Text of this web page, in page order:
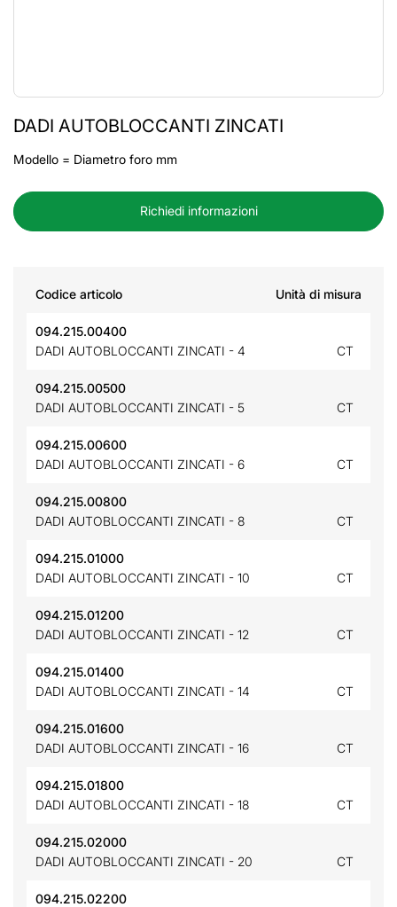
DADI AUTOBLOCCANTI ZINCATI
Modello = Diametro foro mm
Richiedi informazioni
Codice articolo Unità di misura
094.215.00400
DADI AUTOBLOCCANTI ZINCATI - 4
CT
094.215.00500
DADI AUTOBLOCCANTI ZINCATI - 5
CT
094.215.00600
DADI AUTOBLOCCANTI ZINCATI - 6
CT
094.215.00800
DADI AUTOBLOCCANTI ZINCATI - 8
CT
094.215.01000
DADI AUTOBLOCCANTI ZINCATI - 10
CT
094.215.01200
DADI AUTOBLOCCANTI ZINCATI - 12
CT
094.215.01400
DADI AUTOBLOCCANTI ZINCATI - 14
CT
094.215.01600
DADI AUTOBLOCCANTI ZINCATI - 16
CT
094.215.01800
DADI AUTOBLOCCANTI ZINCATI - 18
CT
094.215.02000
DADI AUTOBLOCCANTI ZINCATI - 20
CT
094.215.02200